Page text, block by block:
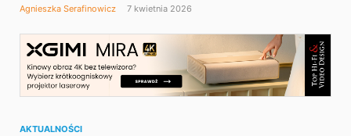
Agnieszka Serafinowicz 7 kwietnia 2026
AKTUALNOŚCI